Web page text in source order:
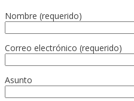
Nombre (requerido)
Correo electrónico (requerido)
Asunto